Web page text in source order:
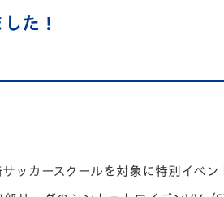
た！
ッカースクールを対象に特別イベン